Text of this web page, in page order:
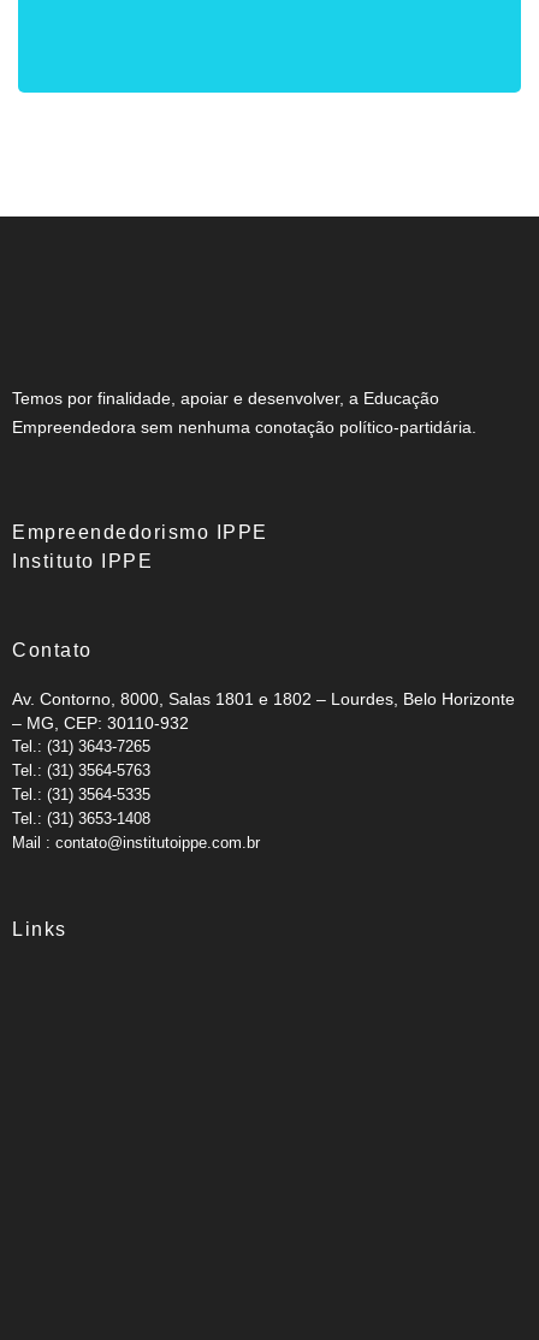
Temos por finalidade, apoiar e desenvolver, a Educação
Empreendedora sem nenhuma conotação político-partidária.
Empreendedorismo IPPE
Instituto IPPE
Contato
Av. Contorno, 8000, Salas 1801 e 1802 – Lourdes, Belo Horizonte
– MG, CEP: 30110-932
Tel.: (31) 3643-7265
Tel.: (31) 3564-5763
Tel.: (31) 3564-5335
Tel.: (31) 3653-1408
Mail : contato@institutoippe.com.br
Links